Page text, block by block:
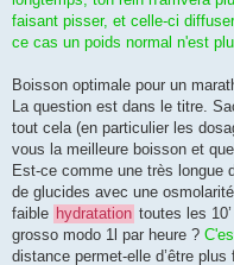
faisant pisser, et celle-ci
ce cas un poids normal n'est
Boisson optimale pour un
La question est dans le titre.
tout cela (en particulier les
vous la meilleure boisson et
Est-ce comme une très longue
de glucides avec une
faible hydratation toutes les
grosso modo 1l par heure ?
distance permet-elle d’être